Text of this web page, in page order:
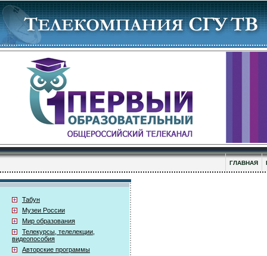
ГЛАВНАЯ
Табун
Музеи России
Мир образования
Телекурсы, телелекции,
видеопособия
Авторские программы